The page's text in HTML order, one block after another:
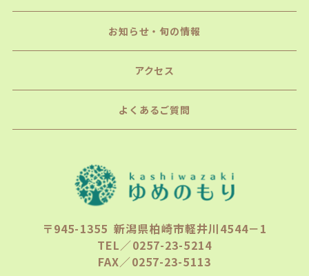
お知らせ・旬の情報
アクセス
よくあるご質問
〒945-1355 新潟県柏崎市軽井川4544－1
TEL／0257-23-5214
FAX／0257-23-5113